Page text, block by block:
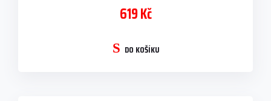
619 Kč
DO KOŠÍKU